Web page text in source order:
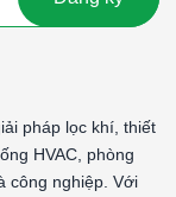
pháp lọc khí, thiết
HVAC, phòng
công nghiệp. Với